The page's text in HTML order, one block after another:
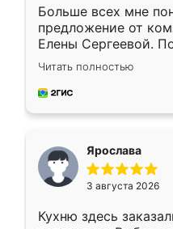
Больше всех мне
предложение от
Елены Сергеевой.
короткие сроки
для замера
предложил по
Читать полностью
Ярослава
3 августа 2026
Кухню здесь